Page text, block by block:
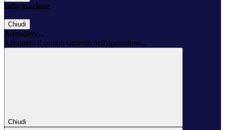
Informazione
Chiudi
Attendere...
Attendere il completamento dell'operazione...
Chiudi